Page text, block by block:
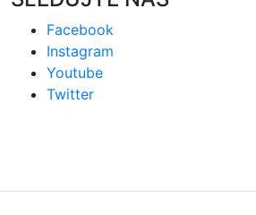
Facebook
Instagram
Youtube
Twitter